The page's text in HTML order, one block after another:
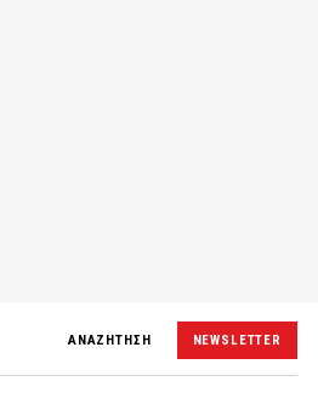
ΑΝΑΖΗΤΗΣΗ NEWSLETTER